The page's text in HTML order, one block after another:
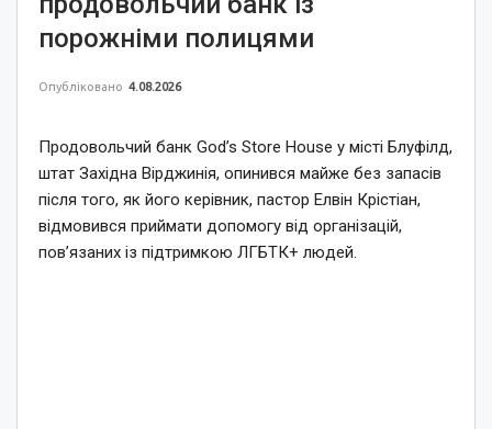
порожніми полицями
Опубліковано 4.08.2026
Продовольчий банк God’s Store House у місті Блуфілд,
штат Західна Вірджинія, опинився майже без запасів
після того, як його керівник, пастор Елвін Крістіан,
відмовився приймати допомогу від організацій,
пов’язаних із підтримкою ЛГБТК+ людей.